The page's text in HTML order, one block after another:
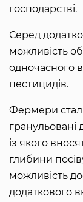
господарстві.
Серед
можливість
одночасного
пестицидів.
Фермери
гранульовані
із якого
глибини
можливість
додаткового